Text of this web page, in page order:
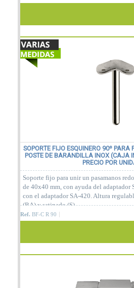
SOPORTE FIJO ESQUINERO 90º
POSTE DE BARANDILLA INOX (CAJA
PRECIO POR
Soporte fijo para unir un pasamanos
de 40x40 mm, con ayuda del adaptador
con el adaptador SA-420. Altura
(BA) y satinado (S).
Ref. BF-C R 90